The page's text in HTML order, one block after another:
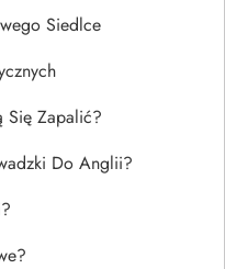
Siedlce
Się Zapalić?
Do Anglii?